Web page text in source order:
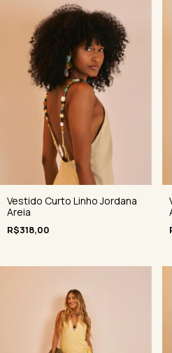
Vestido Curto Linho Jordana
Areia
R$318,00